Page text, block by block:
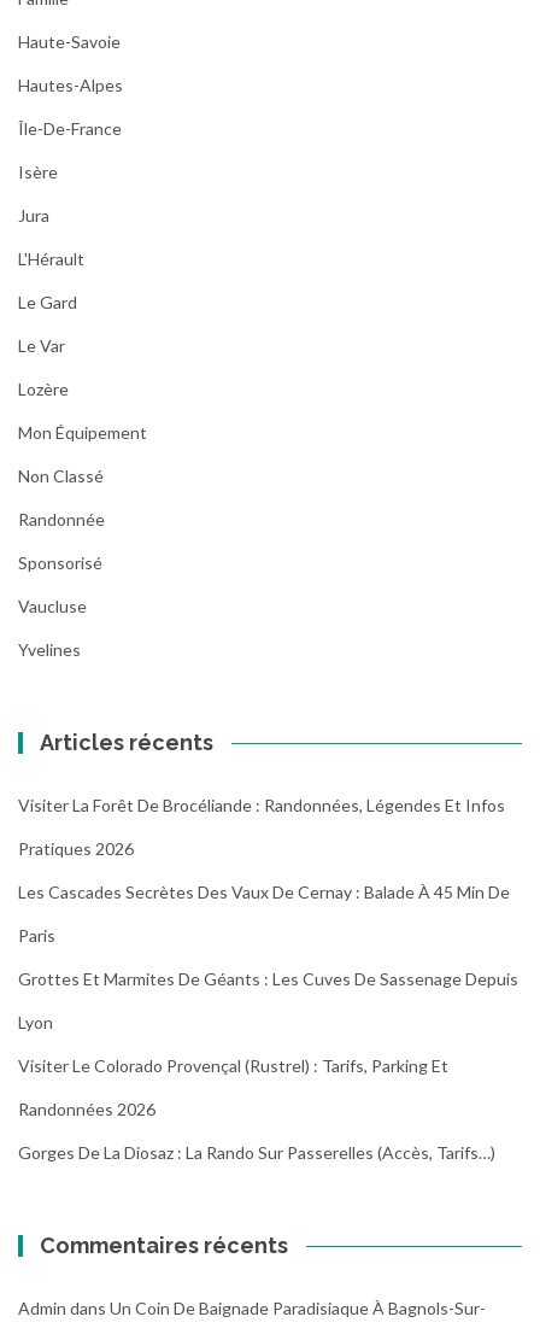
Haute-Savoie
Hautes-Alpes
Île-De-France
Isère
Jura
L'Hérault
Le Gard
Le Var
Lozère
Mon Équipement
Non Classé
Randonnée
Sponsorisé
Vaucluse
Yvelines
Articles récents
Visiter La Forêt De Brocéliande : Randonnées, Légendes Et Infos
Pratiques 2026
Les Cascades Secrètes Des Vaux De Cernay : Balade À 45 Min De
Paris
Grottes Et Marmites De Géants : Les Cuves De Sassenage Depuis
Lyon
Visiter Le Colorado Provençal (Rustrel) : Tarifs, Parking Et
Randonnées 2026
Gorges De La Diosaz : La Rando Sur Passerelles (Accès, Tarifs…)
Commentaires récents
Admin dans Un Coin De Baignade Paradisiaque À Bagnols-Sur-